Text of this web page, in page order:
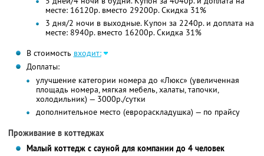
месте: 16120р. вместо 29200р. Скидка 31%
3 дня/2 ночи в выходные. Купон за 2240р. и доплата на
месте: 8940р. вместо 16200р. Скидка 31%
В стоимость входит:
Доплаты:
улучшение категории номера до «Люкс» (увеличенная
площадь номера, мягкая мебель, халаты, тапочки,
холодильник) — 3000р./сутки
дополнительное место (еврораскладушка) — по прайсу
Проживание в коттеджах
Малый коттедж с сауной для компании до 4 человек